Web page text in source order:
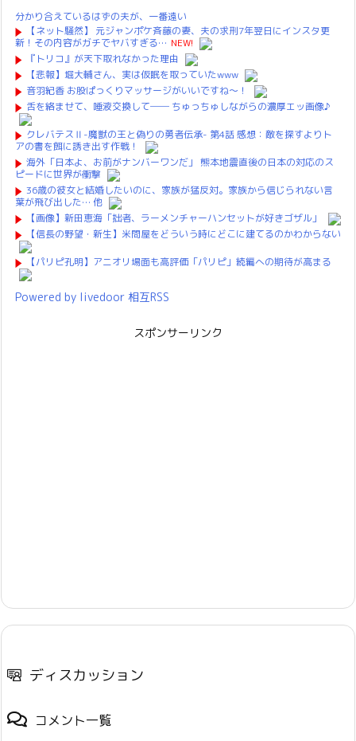
分かり合えているはずの夫が、一番遠い
【ネット騒然】 元ジャンポケ斉藤の妻、夫の求刑7年翌日にインスタ更
新！その内容がガチでヤバすぎる… NEW!
『トリコ』が天下取れなかった理由
【悲報】堀大輔さん、実は仮眠を取っていたwww
音羽紀香 お股ぱっくりマッサージがいいですね～！
舌を絡ませて、唾液交換して── ちゅっちゅしながらの濃厚エッ画像♪
クレバテスⅡ-魔獣の王と偽りの勇者伝承- 第4話 感想：敵を探すよりト
アの書を餌に誘き出す作戦！
海外「日本よ、お前がナンバーワンだ」 熊本地震直後の日本の対応のス
ピードに世界が衝撃
36歳の彼女と結婚したいのに、家族が猛反対。家族から信じられない言
葉が飛び出した… 他
【画像】新田恵海「拙者、ラーメンチャーハンセットが好きゴザル」
【信長の野望・新生】米問屋をどういう時にどこに建てるのかわからない
【パリピ孔明】アニオリ場面も高評価「パリピ」続編への期待が高まる
Powered by livedoor 相互RSS
スポンサーリンク
ディスカッション
コメント一覧